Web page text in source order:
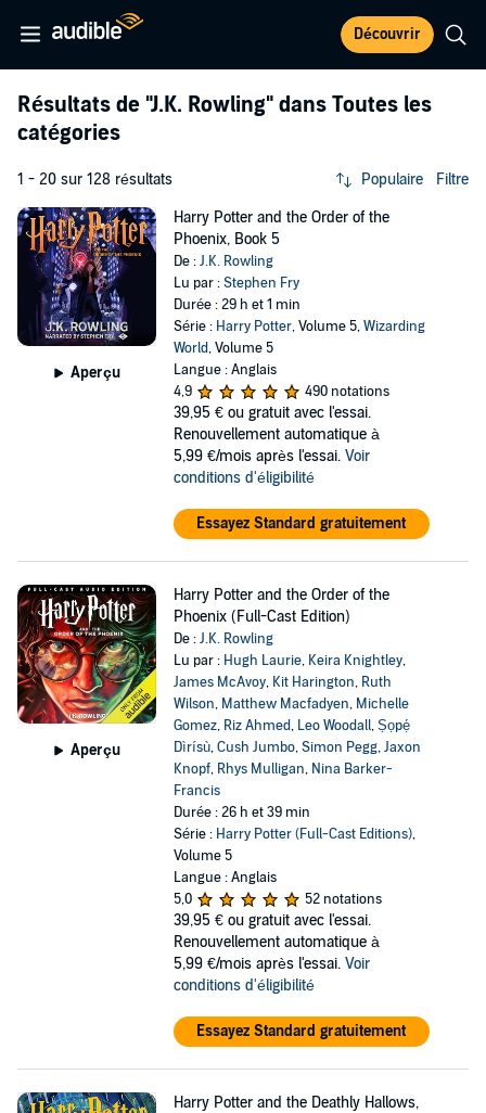
Découvrir
Résultats de "J.K. Rowling" dans Toutes les
catégories
1 - 20 sur 128 résultats Populaire Filtre
Aperçu
Harry Potter and the Order of the
Phoenix, Book 5
De :J.K. Rowling
Lu par :Stephen Fry
Durée : 29 h et 1 min
Série : Harry Potter, Volume 5,Wizarding
World, Volume 5
Langue : Anglais
4,9
490 notations
39,95 € ou gratuit avec l'essai.
Renouvellement automatique à
5,99 €/mois après l'essai. Voir
conditions d'éligibilité
Essayez Standard gratuitement
Aperçu
Harry Potter and the Order of the
Phoenix (Full-Cast Edition)
De :J.K. Rowling
Lu par : Hugh Laurie, Keira Knightley,
James McAvoy, Kit Harington, Ruth
Wilson, Matthew Macfadyen, Michelle
Gomez, Riz Ahmed, Leo Woodall,Ṣọpẹ́
Dìrísù,Cush Jumbo,Simon Pegg,Jaxon
Knopf, Rhys Mulligan, Nina Barker-
Francis
Durée : 26 h et 39 min
Série : Harry Potter (Full-Cast Editions),
Volume 5
Langue : Anglais
5,0
52 notations
39,95 € ou gratuit avec l'essai.
Renouvellement automatique à
5,99 €/mois après l'essai. Voir
conditions d'éligibilité
Essayez Standard gratuitement
Harry Potter and the Deathly Hallows,